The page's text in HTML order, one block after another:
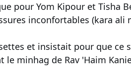
pour Yom Kipour et Tisha
inconfortables (kara ali
et insistait pour que ce
minhag de Rav 'Haim